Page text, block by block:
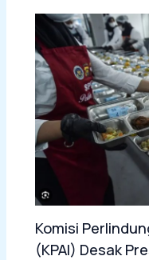
Komisi
(KPAI) Desak